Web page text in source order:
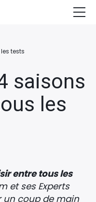
saisons
les
tests
entre tous les
et ses Experts
un coup de main